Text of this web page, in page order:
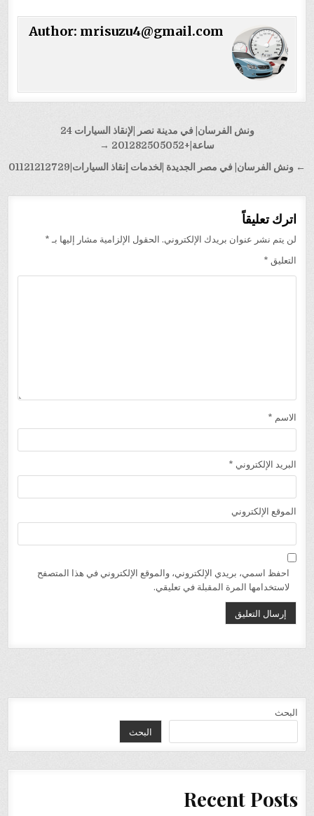
Author: mrisuzu4@gmail.com
ونش الفرسان| في مدينة نصر |لإنقاذ السيارات 24
ساعة|+201282505052 →
← ونش الفرسان| في مصر الجديدة |لخدمات إنقاذ السيارات|01121212729
اترك تعليقاً
لن يتم نشر عنوان بريدك الإلكتروني. الحقول الإلزامية مشار إليها بـ *
التعليق *
الاسم *
البريد الإلكتروني *
الموقع الإلكتروني
احفظ اسمي، بريدي الإلكتروني، والموقع الإلكتروني في هذا المتصفح
لاستخدامها المرة المقبلة في تعليقي.
البحث
البحث
Recent Posts